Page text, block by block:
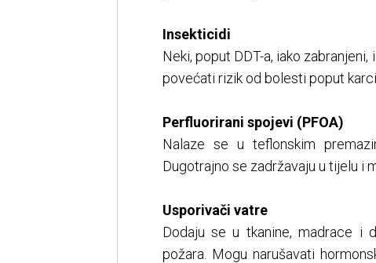
Insekticidi
Neki, poput DDT-a, iako
povećati rizik od bolesti poput
Perfluorirani spojevi (PFOA)
Nalaze se u teflonskim
Dugotrajno se zadržavaju u tijelu i
Usporivači vatre
Dodaju se u tkanine, madrace i
požara. Mogu narušavati